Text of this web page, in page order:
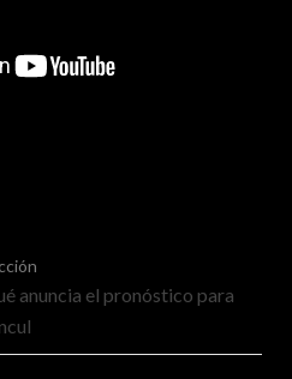
anuncia el pronóstico para